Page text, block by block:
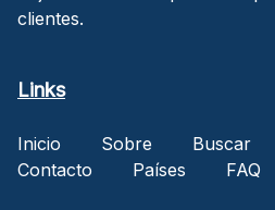
clientes.
Links
Inicio Sobre Buscar
Contacto
Países FAQ